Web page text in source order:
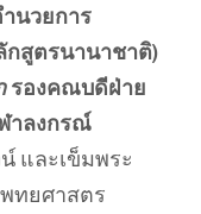
นวยการ
สูตรนานาชาติ)
รองคณบดีฝ่าย
าลงกรณ์
และเข็มพระ
ทยศาสตร